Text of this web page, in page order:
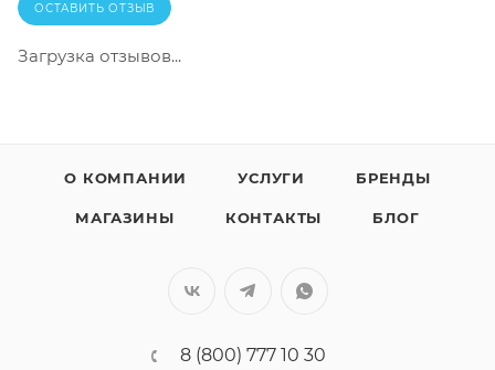
ОСТАВИТЬ ОТЗЫВ
Загрузка отзывов...
О КОМПАНИИ УСЛУГИ БРЕНДЫ
МАГАЗИНЫ КОНТАКТЫ БЛОГ
8 (800) 777 10 30